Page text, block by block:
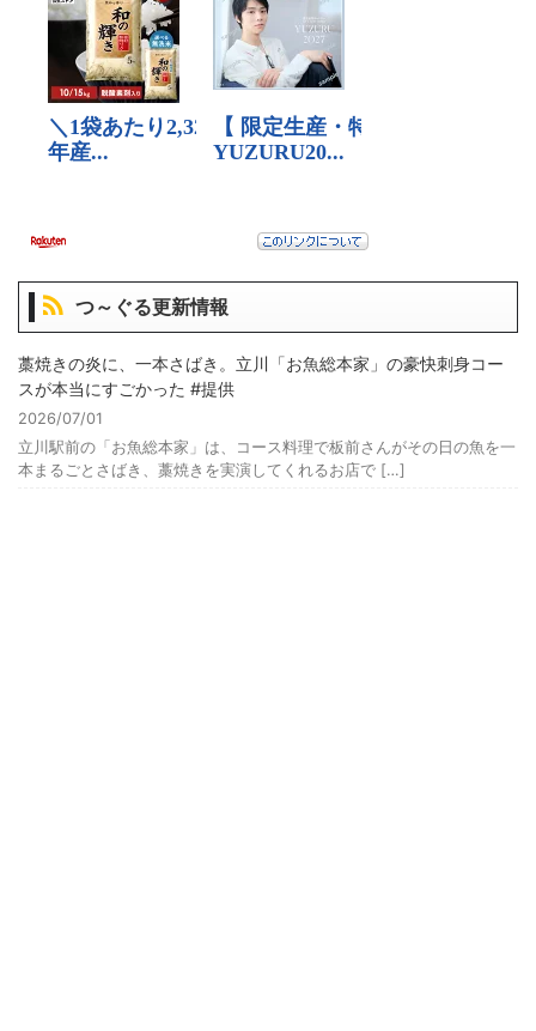
つ～ぐる更新情報
藁焼きの炎に、一本さばき。立川「お魚総本家」の豪快刺身コー
スが本当にすごかった #提供
2026/07/01
立川駅前の「お魚総本家」は、コース料理で板前さんがその日の魚を一
本まるごとさばき、藁焼きを実演してくれるお店で […]